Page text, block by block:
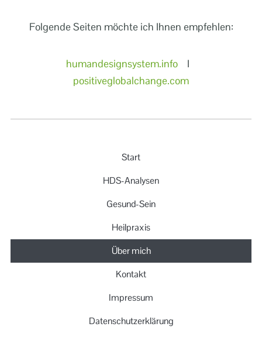
Folgende Seiten möchte ich Ihnen empfehlen:
humandesignsystem.infoI
positiveglobalchange.com
Start
HDS-Analysen
Gesund-Sein
Heilpraxis
Über mich
Kontakt
Impressum
Datenschutzerklärung